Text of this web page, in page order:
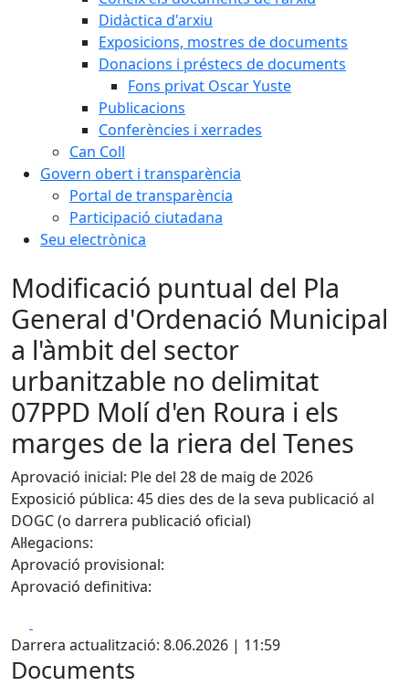
Didàctica d'arxiu
Exposicions, mostres de documents
Donacions i préstecs de documents
Fons privat Oscar Yuste
Publicacions
Conferències i xerrades
Can Coll
Govern obert i transparència
Portal de transparència
Participació ciutadana
Seu electrònica
Modificació puntual del Pla
General d'Ordenació Municipal
a l'àmbit del sector
urbanitzable no delimitat
07PPD Molí d'en Roura i els
marges de la riera del Tenes
Aprovació inicial: Ple del 28 de maig de 2026
Exposició pública: 45 dies des de la seva publicació al
DOGC (o darrera publicació oficial)
Al·legacions:
Aprovació provisional:
Aprovació definitiva:
Darrera actualització: 8.06.2026 | 11:59
Documents